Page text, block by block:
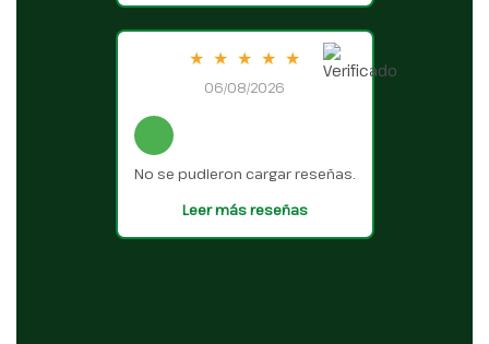
★ ★ ★ ★ ★
06/08/2026
No se pudieron cargar reseñas.
Leer más reseñas